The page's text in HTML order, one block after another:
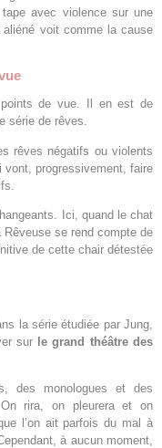
avec violence sur une
aliéné voit comme la cause
de vue. Il en est de
série de rêves.
rêves négatifs ou violents
progressivement, faire
Ici, quand le chat
se rend compte de
de cette chair détestée
la série étudiée par Jung,
sur le grand théâtre des
des monologues et des
On rira, on pleurera et on
l’on ait parfois du mal à
à aucun moment,